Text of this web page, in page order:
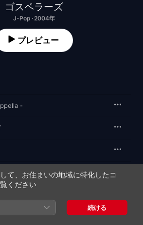
ゴスペラーズ
J-Pop · 2004年
プレビュー
-
て、お住まいの地域に特化したコ
ください
続ける